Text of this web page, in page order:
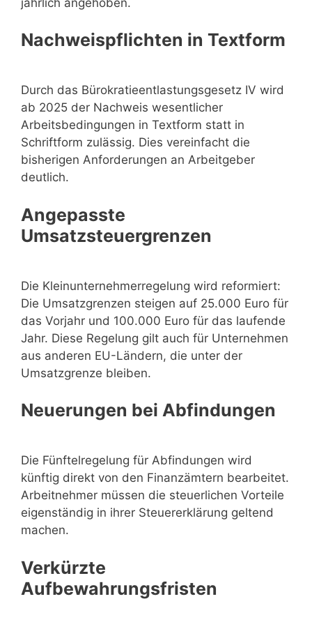
Nachweispflichten in Textform
Durch das Bürokratieentlastungsgesetz IV wird
ab 2025 der Nachweis wesentlicher
Arbeitsbedingungen in Textform statt in
Schriftform zulässig. Dies vereinfacht die
bisherigen Anforderungen an Arbeitgeber
deutlich.
Angepasste
Umsatzsteuergrenzen
Die Kleinunternehmerregelung wird reformiert:
Die Umsatzgrenzen steigen auf 25.000 Euro für
das Vorjahr und 100.000 Euro für das laufende
Jahr. Diese Regelung gilt auch für Unternehmen
aus anderen EU-Ländern, die unter der
Umsatzgrenze bleiben.
Neuerungen bei Abfindungen
Die Fünftelregelung für Abfindungen wird
künftig direkt von den Finanzämtern bearbeitet.
Arbeitnehmer müssen die steuerlichen Vorteile
eigenständig in ihrer Steuererklärung geltend
machen.
Verkürzte
Aufbewahrungsfristen